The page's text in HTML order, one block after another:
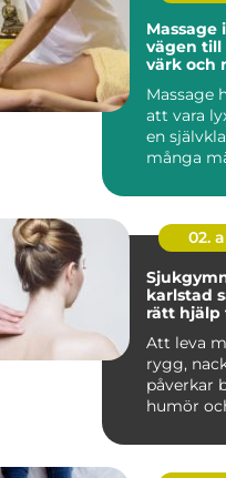
Massage
vägen
värk och
Massage
att vara
en
många
02.
karlstad så hittar du
rätt hjälp
Att leva
rygg,
påverkar
humör